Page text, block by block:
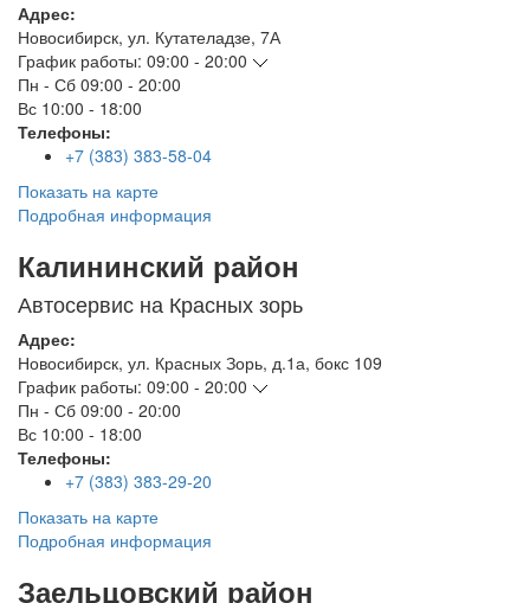
Адрес:
Новосибирск, ул. Кутателадзе, 7А
График работы: 09:00 - 20:00
Пн - Сб 09:00 - 20:00
Вс 10:00 - 18:00
Телефоны:
+7 (383) 383-58-04
Показать на карте
Подробная информация
Калининский район
Автосервис на Красных зорь
Адрес:
Новосибирск, ул. Красных Зорь, д.1а, бокс 109
График работы: 09:00 - 20:00
Пн - Сб 09:00 - 20:00
Вс 10:00 - 18:00
Телефоны:
+7 (383) 383-29-20
Показать на карте
Подробная информация
Заельцовский район